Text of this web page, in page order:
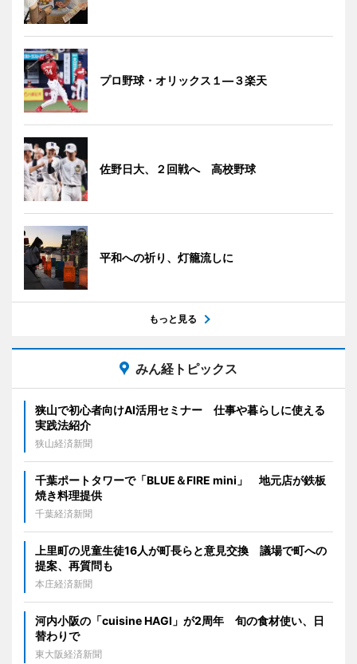
プロ野球・オリックス１―３楽天
佐野日大、２回戦へ 高校野球
平和への祈り、灯籠流しに
もっと見る
みん経トピックス
狭山で初心者向けAI活用セミナー 仕事や暮らしに使える
実践法紹介
狭山経済新聞
千葉ポートタワーで「BLUE＆FIRE mini」 地元店が鉄板
焼き料理提供
千葉経済新聞
上里町の児童生徒16人が町長らと意見交換 議場で町への
提案、再質問も
本庄経済新聞
河内小阪の「cuisine HAGI」が2周年 旬の食材使い、日
替わりで
東大阪経済新聞